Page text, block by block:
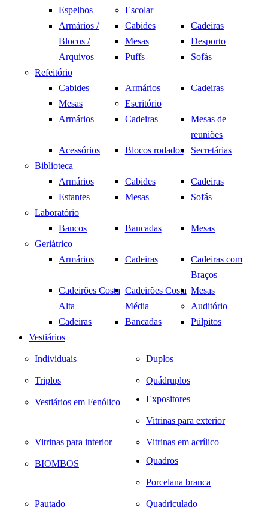
Espelhos
Escolar
Armários /
Blocos /
Arquivos
Cabides
Cadeiras
Mesas
Desporto
Puffs
Sofás
Refeitório
Cabides
Armários
Cadeiras
Mesas
Escritório
Armários
Cadeiras
Mesas de
reuniões
Acessórios
Blocos rodados
Secretárias
Biblioteca
Armários
Cabides
Cadeiras
Estantes
Mesas
Sofás
Laboratório
Bancos
Bancadas
Mesas
Geriátrico
Armários
Cadeiras
Cadeiras com
Braços
Cadeirões Costa
Alta
Cadeirões Costa
Média
Mesas
Auditório
Cadeiras
Bancadas
Púlpitos
Vestiários
Individuais Duplos
Triplos Quádruplos
Vestiários em Fenólico Expositores
Vitrinas para exterior
Vitrinas para interior Vitrinas em acrílico
BIOMBOS Quadros
Porcelana branca
Pautado Quadriculado